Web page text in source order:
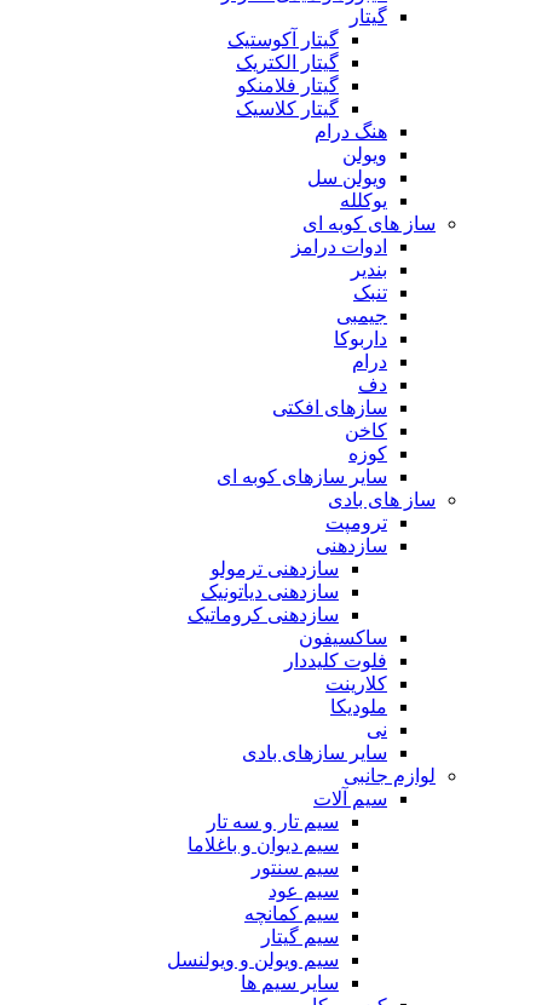
گیتار
گیتار آکوستیک
گیتار الکتریک
گیتار فلامنکو
گیتار کلاسیک
هنگ درام
ویولن
ویولن سل
یوکلله
ساز های کوبه ای
ادوات درامز
بندیر
تنبک
جیمبی
داربوکا
درام
دف
سازهای افکتی
کاخن
کوزه
سایر سازهای کوبه ای
ساز های بادی
ترومپت
سازدهنی
سازدهنی ترمولو
سازدهنی دیاتونیک
سازدهنی کروماتیک
ساکسیفون
فلوت کلیددار
کلارینت
ملودیکا
نی
سایر سازهای بادی
لوازم جانبی
سیم آلات
سیم تار و سه تار
سیم دیوان و باغلاما
سیم سنتور
سیم عود
سیم کمانچه
سیم گیتار
سیم ویولن و ویولنسل
سایر سیم ها